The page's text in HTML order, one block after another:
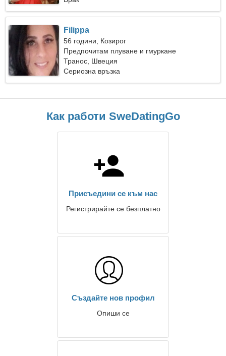
Filippa
56 години, Козирог
Предпочитам плуване и гмуркане
Транос, Швеция
Сериозна връзка
Как работи SweDatingGo
Присъедини се към нас
Регистрирайте се безплатно
Създайте нов профил
Опиши се